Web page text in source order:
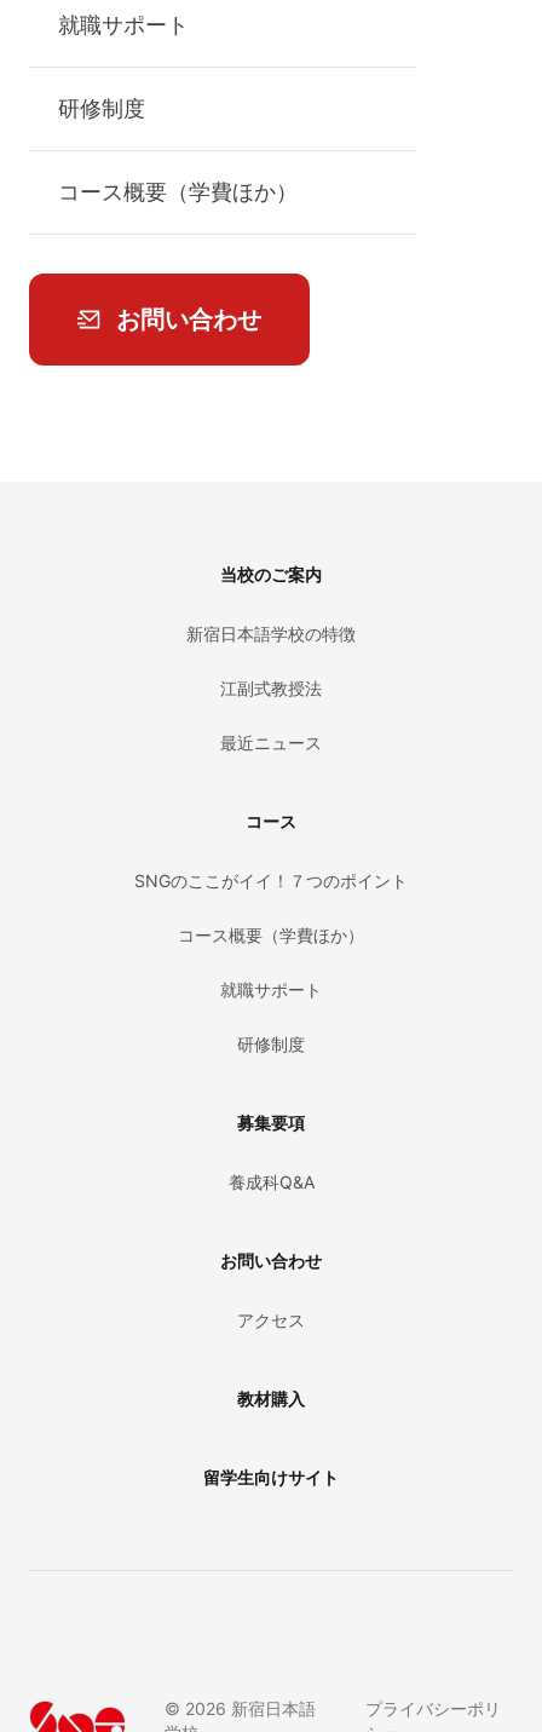
就職サポート
研修制度
コース概要（学費ほか）
お問い合わせ
当校のご案内
新宿日本語学校の特徴
江副式教授法
最近ニュース
コース
SNGのここがイイ！７つのポイント
コース概要（学費ほか）
就職サポート
研修制度
募集要項
養成科Q&A
お問い合わせ
アクセス
教材購入
留学生向けサイト
© 2026 新宿日本語
プライバシーポリ